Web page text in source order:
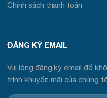
Chính sách thanh toán
ĐĂNG KÝ EMAIL
Vui lòng đăng ký email để
trình khuyến mãi của chúng